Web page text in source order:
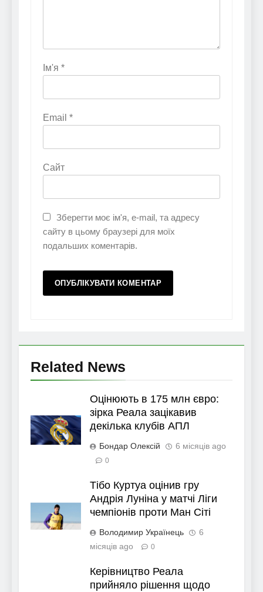
Ім'я *
Email *
Сайт
Зберегти моє ім'я, e-mail, та адресу
сайту в цьому браузері для моїх
подальших коментарів.
Related News
Оцінюють в 175 млн євро:
зірка Реала зацікавив
декілька клубів АПЛ
Бондар Олексій 6 місяців ago
0
Тібо Куртуа оцінив гру
Андрія Луніна у матчі Ліги
чемпіонів проти Ман Сіті
Володимир Українець
6
місяців ago
0
Керівництво Реала
прийняло рішення щодо